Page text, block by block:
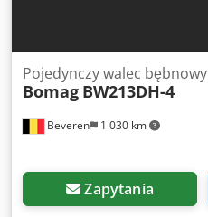
Beveren 1 030 km
Pojedynczy walec bębnowy
Bomag BW213DH-4
Zapytania